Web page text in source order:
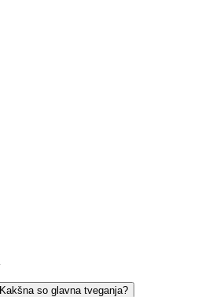
Kakšna so glavna tveganja?